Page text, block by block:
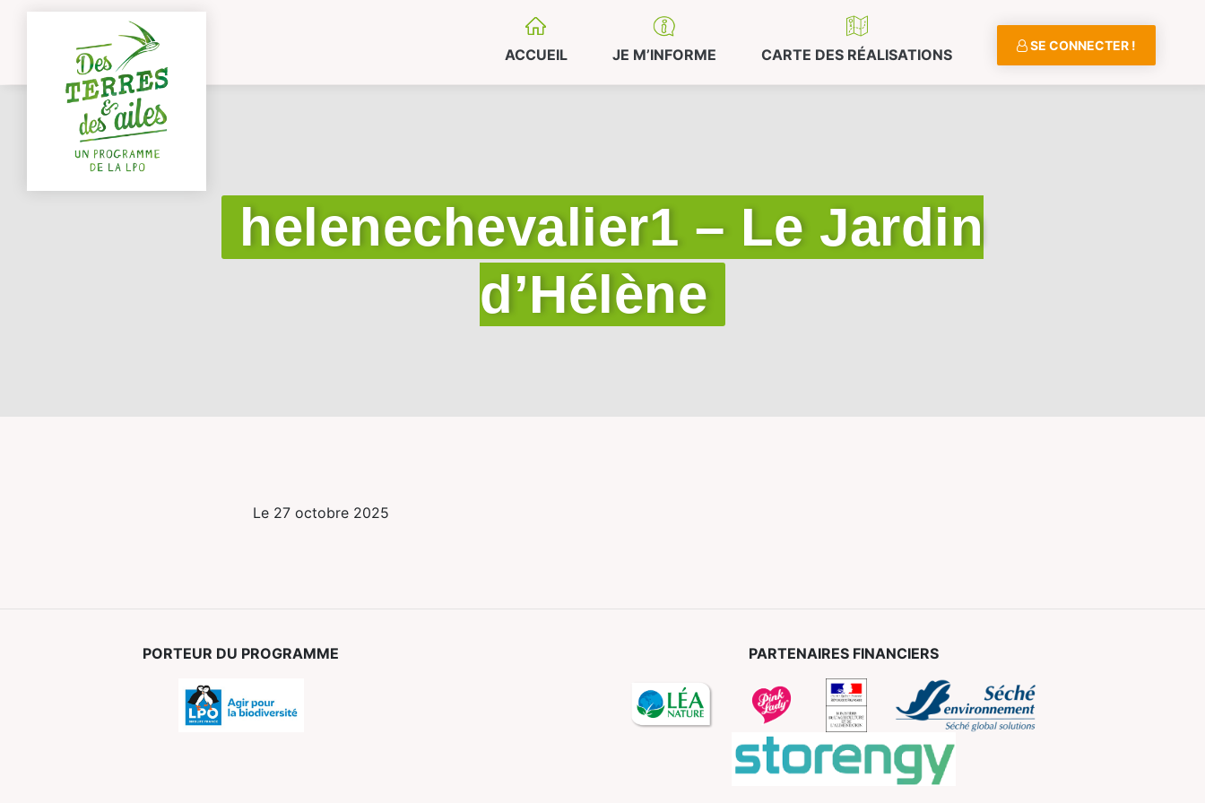
ACCUEIL JE M’INFORME CARTE DES RÉALISATIONS
SE CONNECTER !
helenechevalier1 – Le Jardin
d’Hélène
Le 27 octobre 2025
PORTEUR DU PROGRAMME PARTENAIRES FINANCIERS